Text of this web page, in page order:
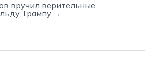
вручил верительные
Трампу →